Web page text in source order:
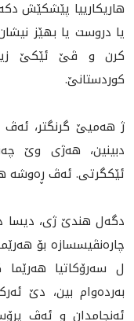
هاریکارییا پێشکێش
یا دروست يا بهێز
كرن و ڤێ ئێكێ
كوردستانێ.
ژ هەمیێ گرنگتر، ئەڤ
دبینین، هەژی وێ
ئێکگرتی. ئه‌ڤ ڕه‌وشه‌
دگەل هندێ ژی، ديسا
چاره‌نڤيسسازه‌ بۆ
ل سەرۆکاتیا
به‌رده‌وام بين، دێ
ئه‌نجامدان و ئه‌ڤ